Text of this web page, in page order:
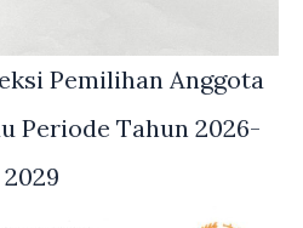
Pemilihan Anggota
Periode Tahun 2026-
2029